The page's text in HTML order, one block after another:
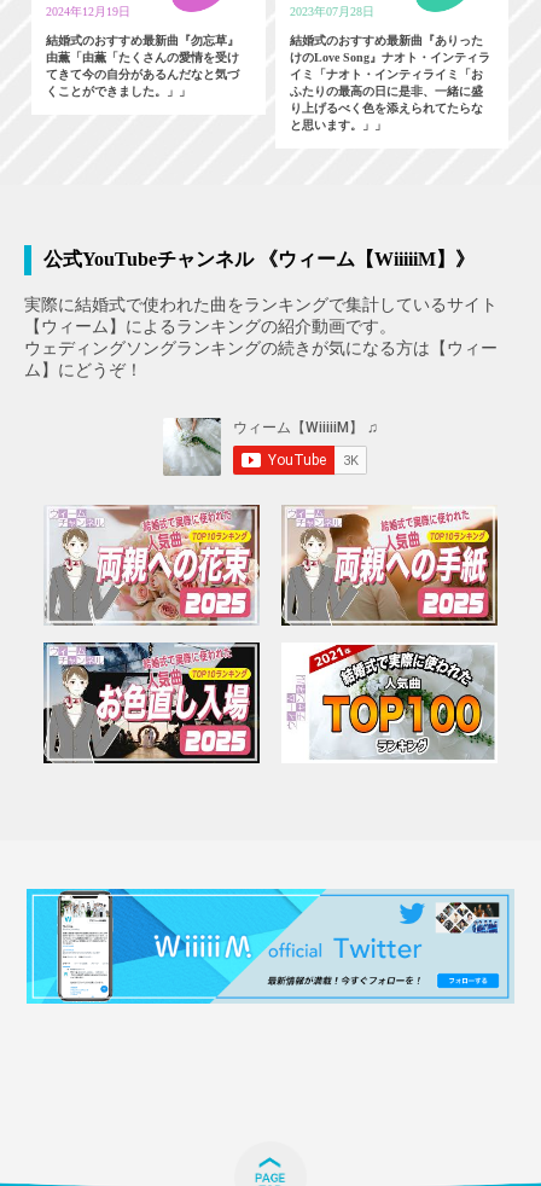
2024年12月19日
結婚式のおすすめ最新曲『勿忘草』
由薫「由薫「たくさんの愛情を受け
てきて今の自分があるんだなと気づ
くことができました。」」
2023年07月28日
結婚式のおすすめ最新曲『ありった
けのLove Song』ナオト・インティラ
イミ「ナオト・インティライミ「お
ふたりの最高の日に是非、一緒に盛
り上げるべく色を添えられてたらな
と思います。」」
公式YouTubeチャンネル 《ウィーム【WiiiiiM】》
実際に結婚式で使われた曲をランキングで集計しているサイト
【ウィーム】によるランキングの紹介動画です。
ウェディングソングランキングの続きが気になる方は【ウィー
ム】にどうぞ！